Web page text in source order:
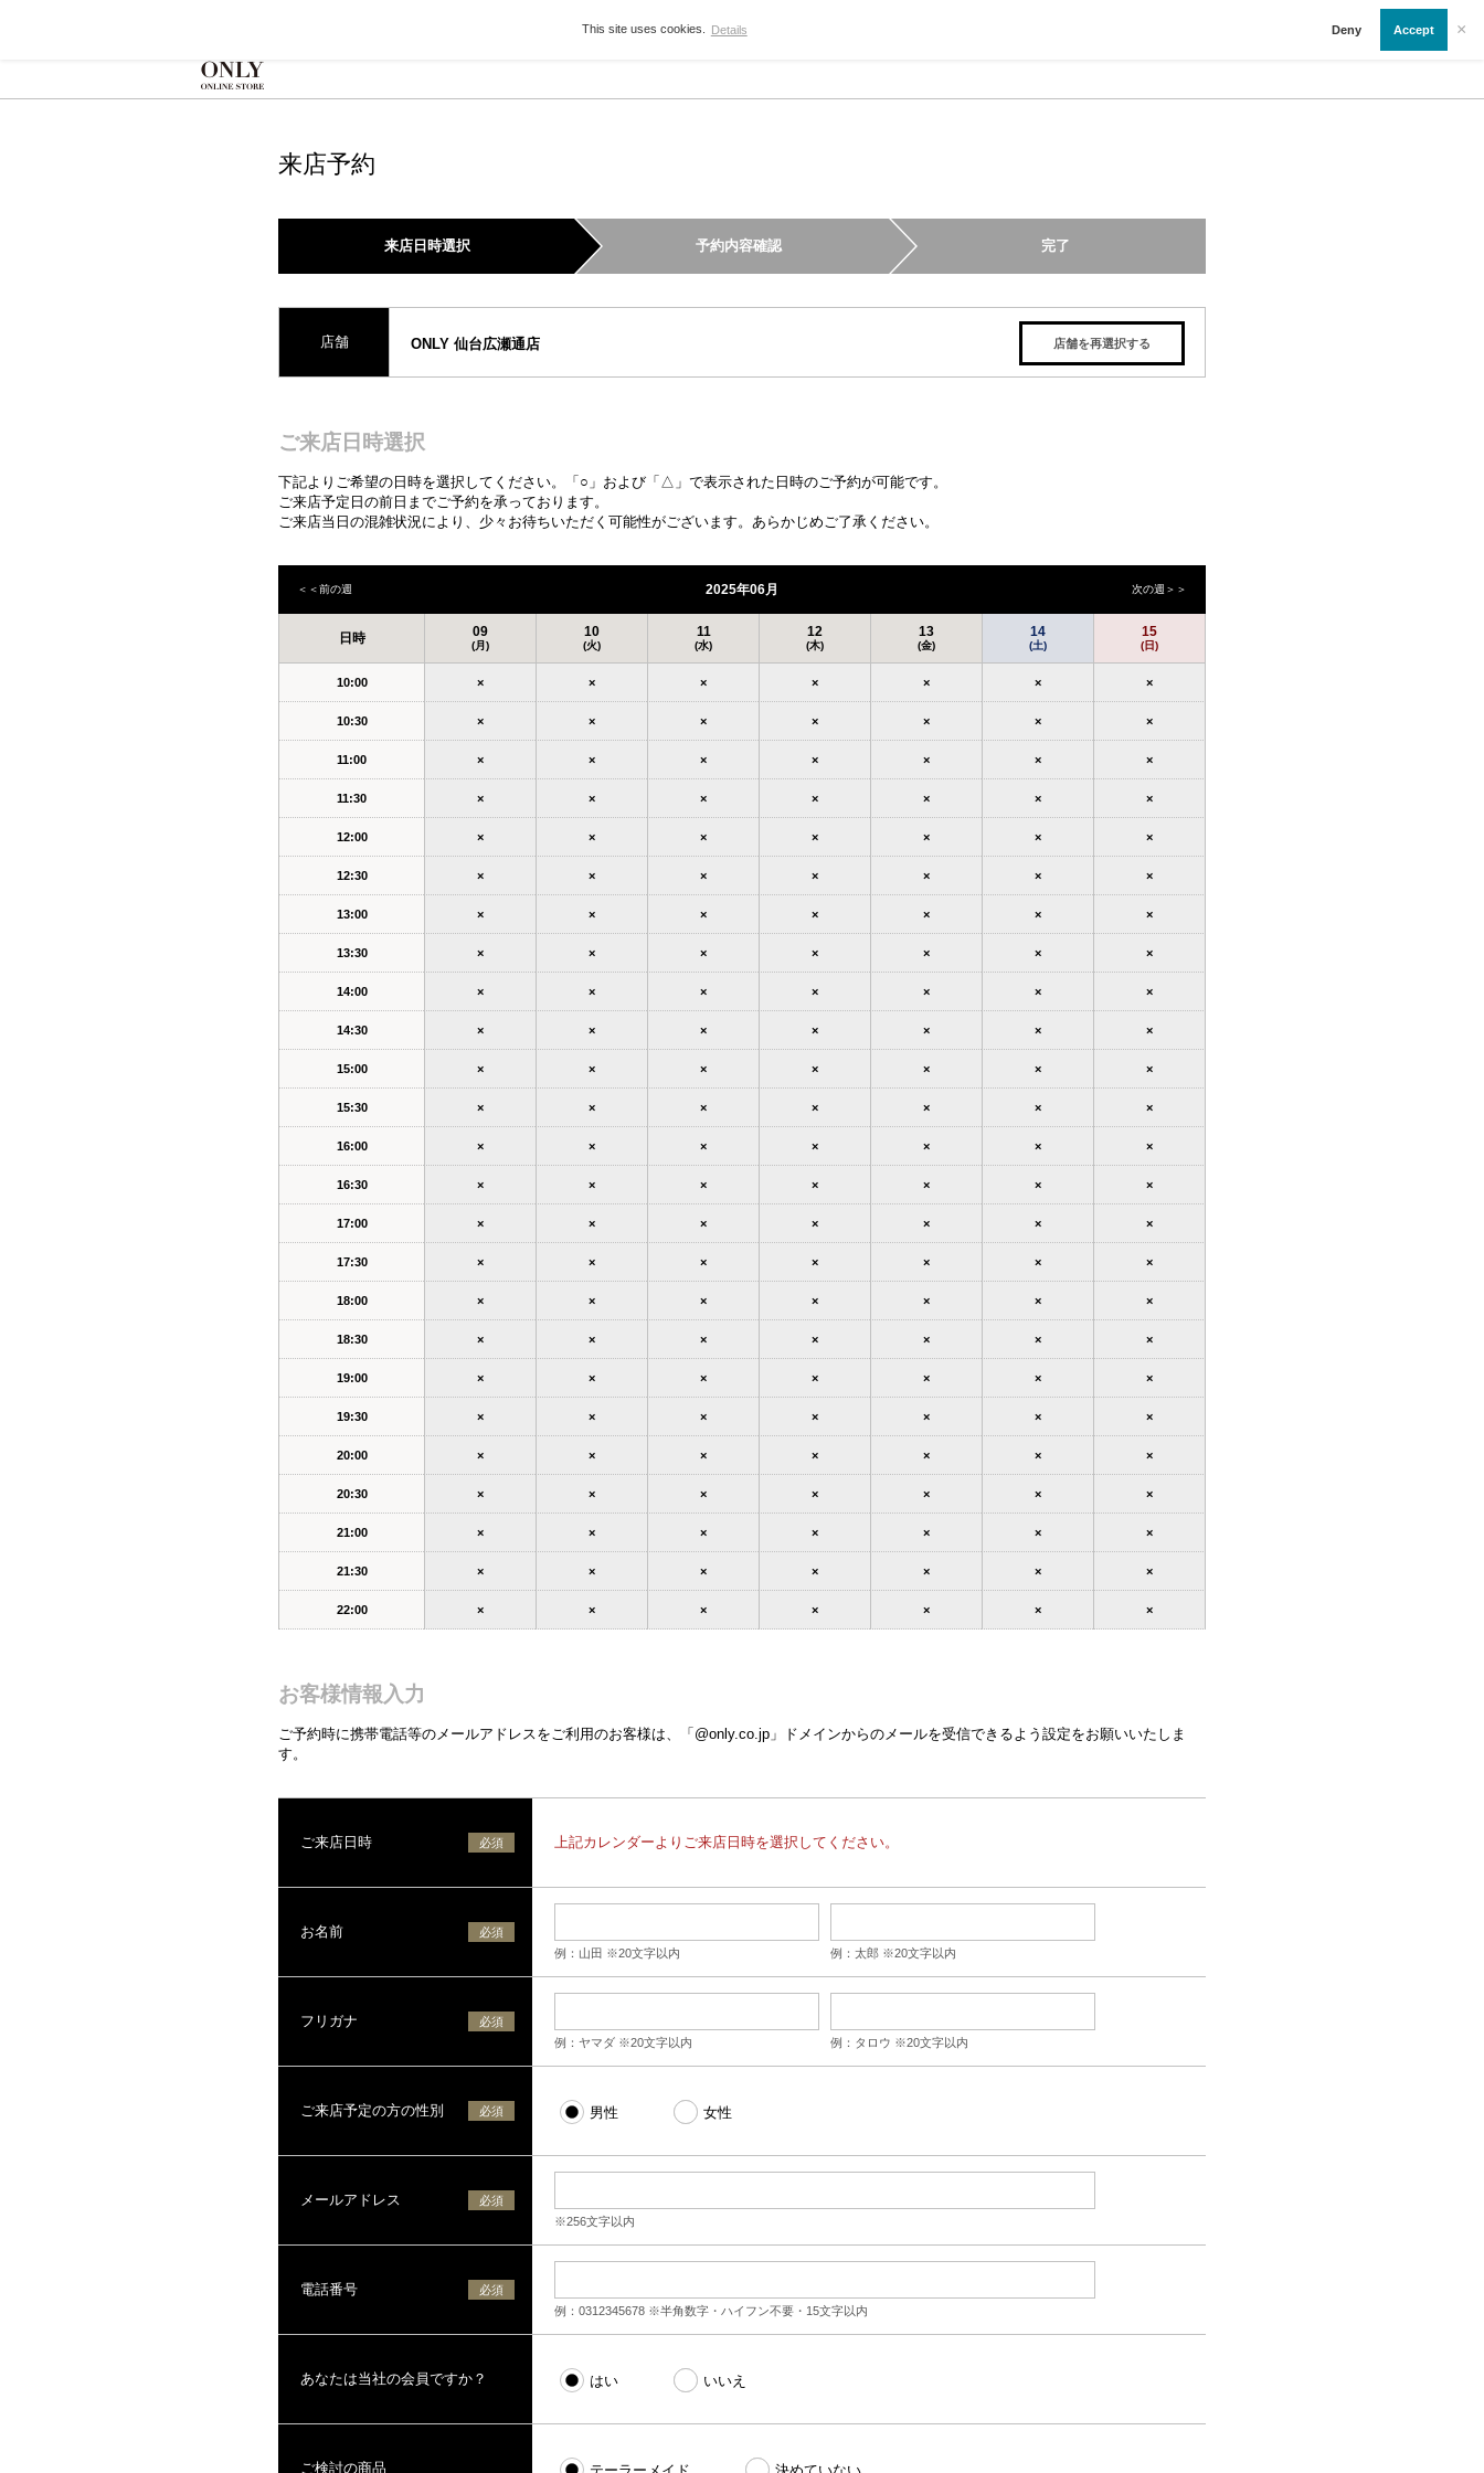
来店予約
来店日時選択 予約内容確認 完了
店舗 ONLY 仙台広瀬通店 店舗を再選択する
ご来店日時選択
下記よりご希望の日時を選択してください。「○」および「△」で表示された日時のご予約が可能です。
ご来店予定日の前日までご予約を承っております。
ご来店当日の混雑状況により、少々お待ちいただく可能性がございます。あらかじめご了承ください。
＜＜前の週 2025年06月 次の週＞＞
日時 09
(月)
10
(火)
11
(水)
12
(木)
13
(金)
14
(土)
15
(日)
10:00 × × × × × × ×
10:30 × × × × × × ×
11:00 × × × × × × ×
11:30 × × × × × × ×
12:00 × × × × × × ×
12:30 × × × × × × ×
13:00 × × × × × × ×
13:30 × × × × × × ×
14:00 × × × × × × ×
14:30 × × × × × × ×
15:00 × × × × × × ×
15:30 × × × × × × ×
16:00 × × × × × × ×
16:30 × × × × × × ×
17:00 × × × × × × ×
17:30 × × × × × × ×
18:00 × × × × × × ×
18:30 × × × × × × ×
19:00 × × × × × × ×
19:30 × × × × × × ×
20:00 × × × × × × ×
20:30 × × × × × × ×
21:00 × × × × × × ×
21:30 × × × × × × ×
22:00 × × × × × × ×
お客様情報入力
ご予約時に携帯電話等のメールアドレスをご利用のお客様は、「@only.co.jp」ドメインからのメールを受信できるよう設定をお願いいたしま
す。
ご来店日時 必須 上記カレンダーよりご来店日時を選択してください。
お名前
必須
例：山田 ※20文字以内
例：太郎 ※20文字以内
フリガナ
必須
例：ヤマダ ※20文字以内
例：タロウ ※20文字以内
ご来店予定の方の性別 必須 男性 女性
メールアドレス
必須
※256文字以内
電話番号
必須
例：0312345678 ※半角数字・ハイフン不要・15文字以内
あなたは当社の会員ですか？ はい いいえ
ご検討の商品
This site uses cookies. Details Deny Accept ×